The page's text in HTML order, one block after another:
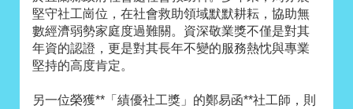
堅守社工崗位，在社會救助領域默默耕耘，協助無
數經濟弱勢家庭度過難關。資深敬業獎不僅是對其
年資的認證，更是對其長年不變的服務熱忱與專業
堅持的高度肯定。
另一位榮獲**「績優社工獎」的鄭易函**社工師，則